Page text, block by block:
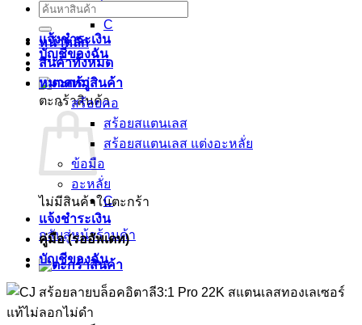
อะหลั่ย
C
แจ้งชำระเงิน
บัญชีของฉัน
ตะกร้าสินค้า
ไม่มีสินค้าในตะกร้า
กลับสู่หน้าร้านค้า
ค้นหา:
หน้าหลัก
สินค้าทั้งหมด
หมวดหมู่
สร้อยคอ
สร้อยสแตนเลส
สร้อยสแตนเลส แต่งอะหลั่ย
ข้อมือ
อะหลั่ย
C
แจ้งชำระเงิน
คู่มือ (รออัพเดท)
บัญชีของฉัน